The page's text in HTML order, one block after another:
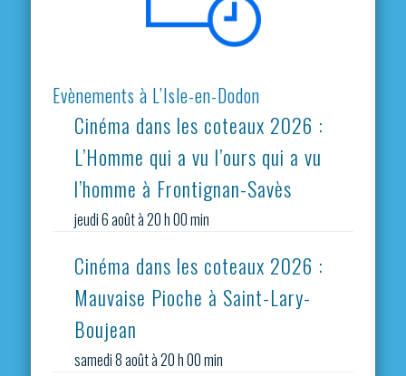
Evènements à L’Isle-en-Dodon
Cinéma dans les coteaux 2026 :
L’Homme qui a vu l’ours qui a vu
l’homme à Frontignan-Savès
jeudi 6 août à 20 h 00 min
Cinéma dans les coteaux 2026 :
Mauvaise Pioche à Saint-Lary-
Boujean
samedi 8 août à 20 h 00 min